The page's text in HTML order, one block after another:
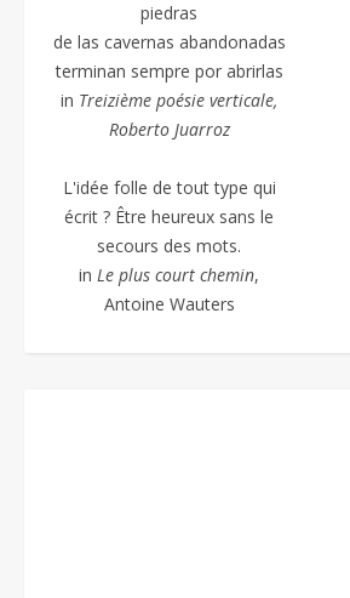
piedras
de las cavernas abandonadas
terminan sempre por abrirlas
in Treizième poésie verticale,
Roberto Juarroz
L'idée folle de tout type qui
écrit ? Être heureux sans le
secours des mots.
in Le plus court chemin,
Antoine Wauters